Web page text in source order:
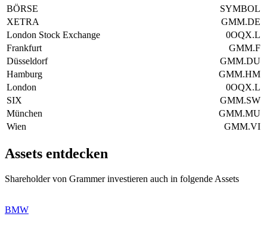
BÖRSE
SYMBOL
XETRA
GMM.DE
London Stock Exchange
0OQX.L
Frankfurt
GMM.F
Düsseldorf
GMM.DU
Hamburg
GMM.HM
London
0OQX.L
SIX
GMM.SW
München
GMM.MU
Wien
GMM.VI
Assets entdecken
Shareholder von Grammer investieren auch in folgende Assets
BMW